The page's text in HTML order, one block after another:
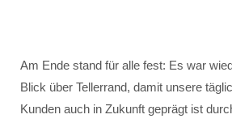
Am Ende stand für alle fest: Es war
Blick über Tellerrand, damit unsere
Kunden auch in Zukunft geprägt ist